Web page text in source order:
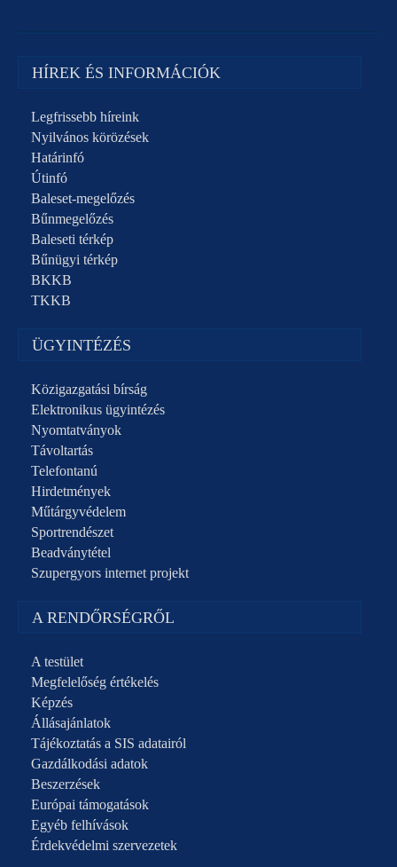
HÍREK ÉS INFORMÁCIÓK
Legfrissebb híreink
Nyilvános körözések
Határinfó
Útinfó
Baleset-megelőzés
Bűnmegelőzés
Baleseti térkép
Bűnügyi térkép
BKKB
TKKB
ÜGYINTÉZÉS
Közigazgatási bírság
Elektronikus ügyintézés
Nyomtatványok
Távoltartás
Telefontanú
Hirdetmények
Műtárgyvédelem
Sportrendészet
Beadványtétel
Szupergyors internet projekt
A RENDŐRSÉGRŐL
A testület
Megfelelőség értékelés
Képzés
Állásajánlatok
Tájékoztatás a SIS adatairól
Gazdálkodási adatok
Beszerzések
Európai támogatások
Egyéb felhívások
Érdekvédelmi szervezetek